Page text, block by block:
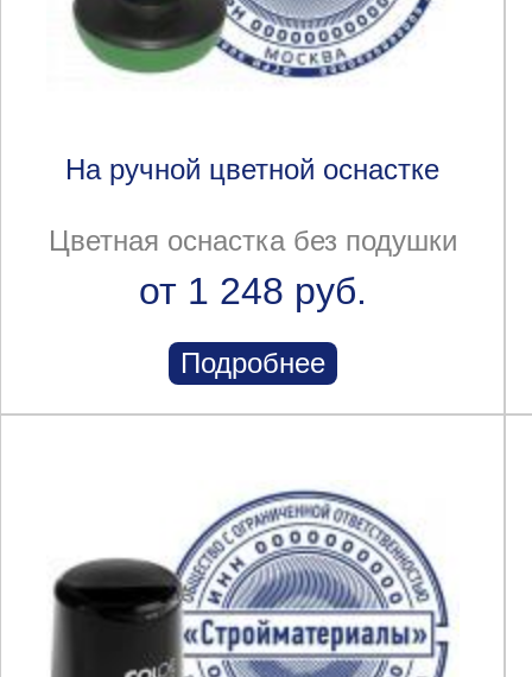
На ручной цветной оснастке
Цветная оснастка без подушки
от 1 248 руб.
Подробнее